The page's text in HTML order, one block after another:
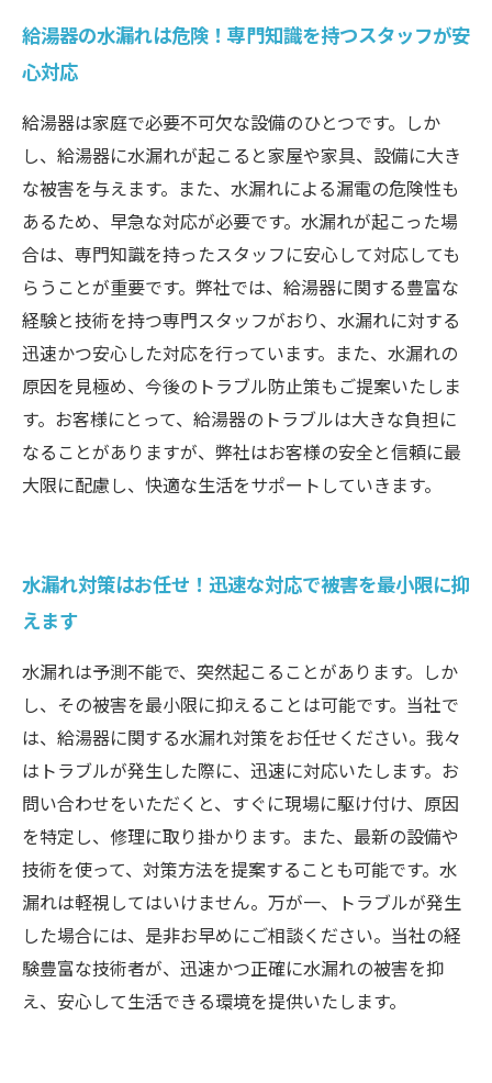
給湯器の水漏れは危険！専門知識を持つスタッフが安
心対応
給湯器は家庭で必要不可欠な設備のひとつです。しか
し、給湯器に水漏れが起こると家屋や家具、設備に大き
な被害を与えます。また、水漏れによる漏電の危険性も
あるため、早急な対応が必要です。水漏れが起こった場
合は、専門知識を持ったスタッフに安心して対応しても
らうことが重要です。弊社では、給湯器に関する豊富な
経験と技術を持つ専門スタッフがおり、水漏れに対する
迅速かつ安心した対応を行っています。また、水漏れの
原因を見極め、今後のトラブル防止策もご提案いたしま
す。お客様にとって、給湯器のトラブルは大きな負担に
なることがありますが、弊社はお客様の安全と信頼に最
大限に配慮し、快適な生活をサポートしていきます。
水漏れ対策はお任せ！迅速な対応で被害を最小限に抑
えます
水漏れは予測不能で、突然起こることがあります。しか
し、その被害を最小限に抑えることは可能です。当社で
は、給湯器に関する水漏れ対策をお任せください。我々
はトラブルが発生した際に、迅速に対応いたします。お
問い合わせをいただくと、すぐに現場に駆け付け、原因
を特定し、修理に取り掛かります。また、最新の設備や
技術を使って、対策方法を提案することも可能です。水
漏れは軽視してはいけません。万が一、トラブルが発生
した場合には、是非お早めにご相談ください。当社の経
験豊富な技術者が、迅速かつ正確に水漏れの被害を抑
え、安心して生活できる環境を提供いたします。